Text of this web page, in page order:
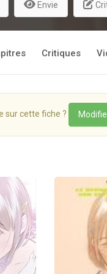
dans celles de
Envie
Critiques
sur cette fiche ?